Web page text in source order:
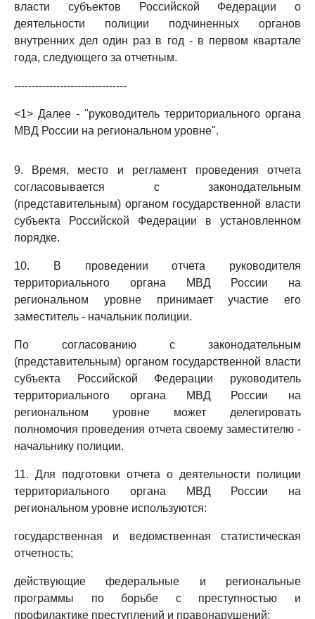
власти субъектов Российской Федерации о
деятельности полиции подчиненных органов
внутренних дел один раз в год - в первом квартале
года, следующего за отчетным.
--------------------------------
<1> Далее - "руководитель территориального органа
МВД России на региональном уровне".
9. Время, место и регламент проведения отчета
согласовывается с законодательным
(представительным) органом государственной власти
субъекта Российской Федерации в установленном
порядке.
10. В проведении отчета руководителя
территориального органа МВД России на
региональном уровне принимает участие его
заместитель - начальник полиции.
По согласованию с законодательным
(представительным) органом государственной власти
субъекта Российской Федерации руководитель
территориального органа МВД России на
региональном уровне может делегировать
полномочия проведения отчета своему заместителю -
начальнику полиции.
11. Для подготовки отчета о деятельности полиции
территориального органа МВД России на
региональном уровне используются:
государственная и ведомственная статистическая
отчетность;
действующие федеральные и региональные
программы по борьбе с преступностью и
профилактике преступлений и правонарушений;